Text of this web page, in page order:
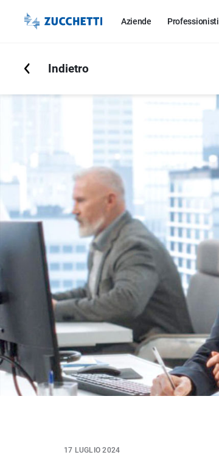
Aziende Professionisti
Indietro
17 LUGLIO 2024